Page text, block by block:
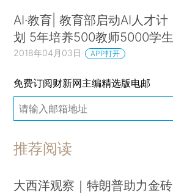
AI·教育| 教育部启动AI人才计
划 5年培养500教师5000学生
2018年04月03日 APP打开
免费订阅财新网主编精选版电邮
推荐阅读
大西洋观察｜特朗普助力金砖